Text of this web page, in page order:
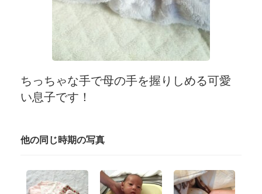
ちっちゃな手で母の手を握りしめる可愛
い息子です！
他の同じ時期の写真